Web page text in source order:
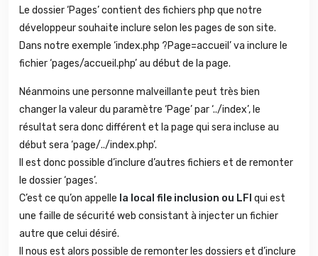
Le dossier ‘Pages’ contient des fichiers php que notre
développeur souhaite inclure selon les pages de son site.
Dans notre exemple ‘index.php ?Page=accueil’ va inclure le
fichier ‘pages/accueil.php’ au début de la page.
Néanmoins une personne malveillante peut très bien
changer la valeur du paramètre ‘Page’ par ‘../index’, le
résultat sera donc différent et la page qui sera incluse au
début sera ‘page/../index.php’.
Il est donc possible d’inclure d’autres fichiers et de remonter
le dossier ‘pages’.
C’est ce qu’on appelle la local file inclusion ou LFI qui est
une faille de sécurité web consistant à injecter un fichier
autre que celui désiré.
Il nous est alors possible de remonter les dossiers et d’inclure